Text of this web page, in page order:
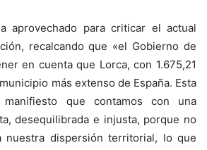
aprovechado para criticar el actual
recalcando que «el Gobierno de
en cuenta que Lorca, con 1.675,21
más extenso de España. Esta
que contamos con una
desequilibrada e injusta, porque no
nuestra dispersión territorial, lo que